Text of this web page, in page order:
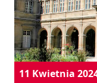
11 Kwietnia